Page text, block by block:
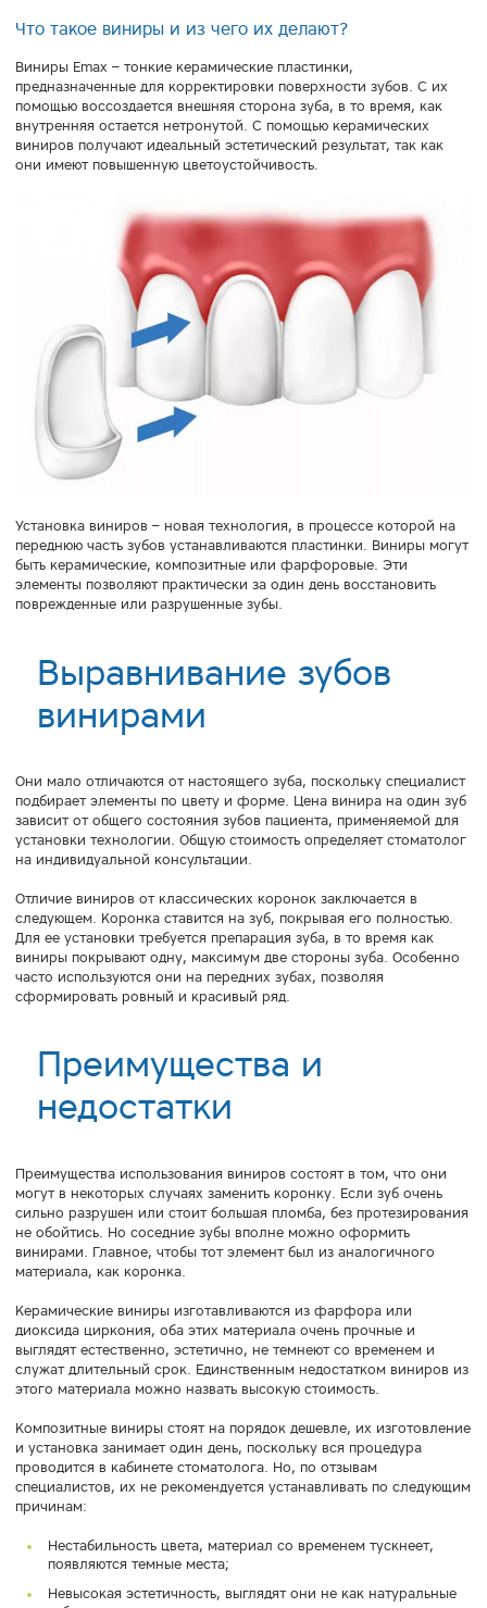
Что такое виниры и из чего их делают?
Виниры Emax – тонкие керамические пластинки,
предназначенные для корректировки поверхности зубов. С их
помощью воссоздается внешняя сторона зуба, в то время, как
внутренняя остается нетронутой. С помощью керамических
виниров получают идеальный эстетический результат, так как
они имеют повышенную цветоустойчивость.
Установка виниров – новая технология, в процессе которой на
переднюю часть зубов устанавливаются пластинки. Виниры могут
быть керамические, композитные или фарфоровые. Эти
элементы позволяют практически за один день восстановить
поврежденные или разрушенные зубы.
Выравнивание зубов
винирами
Они мало отличаются от настоящего зуба, поскольку специалист
подбирает элементы по цвету и форме. Цена винира на один зуб
зависит от общего состояния зубов пациента, применяемой для
установки технологии. Общую стоимость определяет стоматолог
на индивидуальной консультации.
Отличие виниров от классических коронок заключается в
следующем. Коронка ставится на зуб, покрывая его полностью.
Для ее установки требуется препарация зуба, в то время как
виниры покрывают одну, максимум две стороны зуба. Особенно
часто используются они на передних зубах, позволяя
сформировать ровный и красивый ряд.
Преимущества и
недостатки
Преимущества использования виниров состоят в том, что они
могут в некоторых случаях заменить коронку. Если зуб очень
сильно разрушен или стоит большая пломба, без протезирования
не обойтись. Но соседние зубы вполне можно оформить
винирами. Главное, чтобы тот элемент был из аналогичного
материала, как коронка.
Керамические виниры изготавливаются из фарфора или
диоксида циркония, оба этих материала очень прочные и
выглядят естественно, эстетично, не темнеют со временем и
служат длительный срок. Единственным недостатком виниров из
этого материала можно назвать высокую стоимость.
Композитные виниры стоят на порядок дешевле, их изготовление
и установка занимает один день, поскольку вся процедура
проводится в кабинете стоматолога. Но, по отзывам
специалистов, их не рекомендуется устанавливать по следующим
причинам:
Нестабильность цвета, материал со временем тускнеет,
появляются темные места;
Невысокая эстетичность, выглядят они не как натуральные